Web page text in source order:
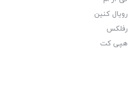
رویال کنین
رفلکس
هپی کت